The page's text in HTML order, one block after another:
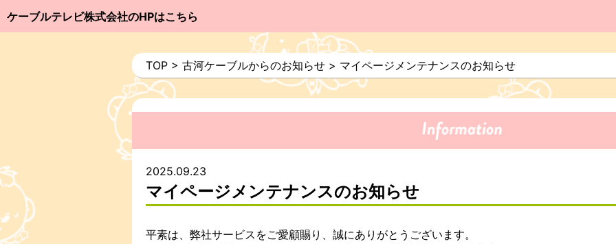
ケーブルテレビ株式会社のHPはこちら
TOP > 古河ケーブルからのお知らせ > マイページメンテナンスのお知らせ
2025.09.23
マイページメンテナンスのお知らせ
平素は、弊社サービスをご愛顧賜り、誠にありがとうございます。